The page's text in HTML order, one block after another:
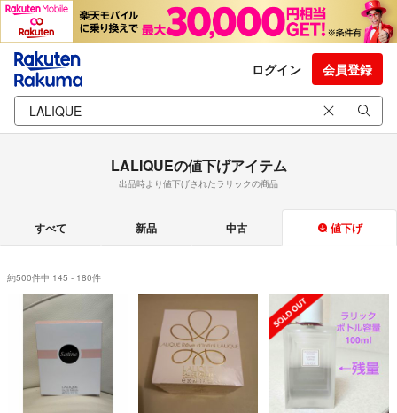
ログイン 会員登録
LALIQUEの値下げアイテム
出品時より値下げされたラリックの商品
すべて 新品 中古 値下げ
約500件中 145 - 180件